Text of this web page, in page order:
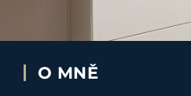
O MNĚ